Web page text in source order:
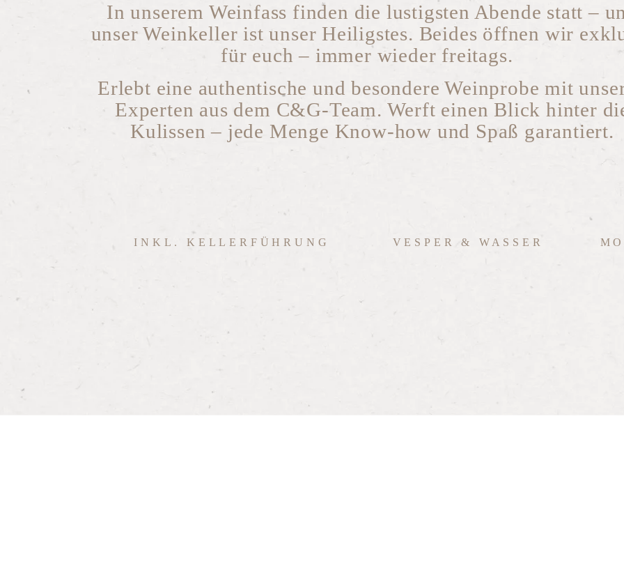
In unserem Weinfass finden die lustigsten Abende statt –
unser Weinkeller ist unser Heiligstes. Beides öffnen wir
für euch – immer wieder freitags.
Erlebt eine authentische und besondere Weinprobe mit
Experten aus dem C&G-Team. Werft einen Blick hinter
Kulissen – jede Menge Know-how und Spaß garantiert.
INKL. KELLERFÜHRUNG VESPER & WASSER